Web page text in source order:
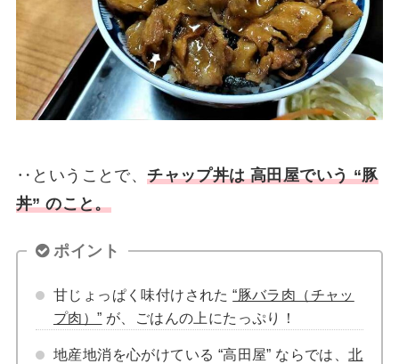
‥ということで、チャップ丼は 高田屋でいう “豚
丼” のこと。
ポイント
甘じょっぱく味付けされた“豚バラ肉（チャッ
プ肉）” が、ごはんの上にたっぷり！
地産地消を心がけている “高田屋” ならでは、北